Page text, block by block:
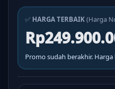
✅ HARGA TERBAIK(Harga
Promo sudah berakhir.